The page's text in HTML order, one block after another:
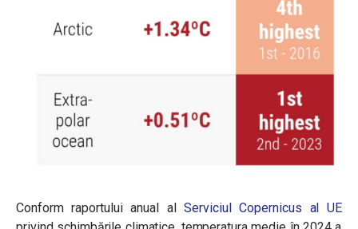
Conform raportului anual alServiciul Copernicus al UE